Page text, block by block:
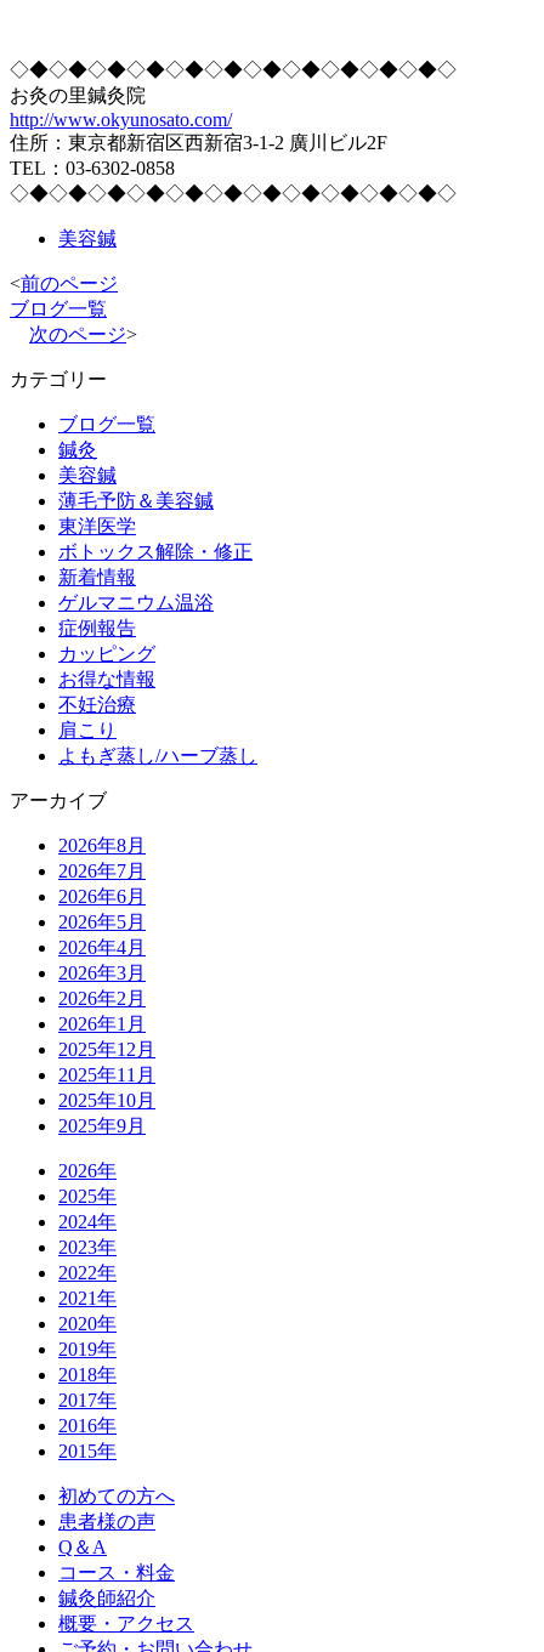
◇◆◇◆◇◆◇◆◇◆◇◆◇◆◇◆◇◆◇◆◇◆◇
お灸の里鍼灸院
http://www.okyunosato.com/
住所：東京都新宿区西新宿3-1-2 廣川ビル2F
TEL：03-6302-0858
◇◆◇◆◇◆◇◆◇◆◇◆◇◆◇◆◇◆◇◆◇◆◇
美容鍼
<前のページ
ブログ一覧
次のページ>
カテゴリー
ブログ一覧
鍼灸
美容鍼
薄毛予防＆美容鍼
東洋医学
ボトックス解除・修正
新着情報
ゲルマニウム温浴
症例報告
カッピング
お得な情報
不妊治療
肩こり
よもぎ蒸し/ハーブ蒸し
アーカイブ
2026年8月
2026年7月
2026年6月
2026年5月
2026年4月
2026年3月
2026年2月
2026年1月
2025年12月
2025年11月
2025年10月
2025年9月
2026年
2025年
2024年
2023年
2022年
2021年
2020年
2019年
2018年
2017年
2016年
2015年
初めての方へ
患者様の声
Q＆A
コース・料金
鍼灸師紹介
概要・アクセス